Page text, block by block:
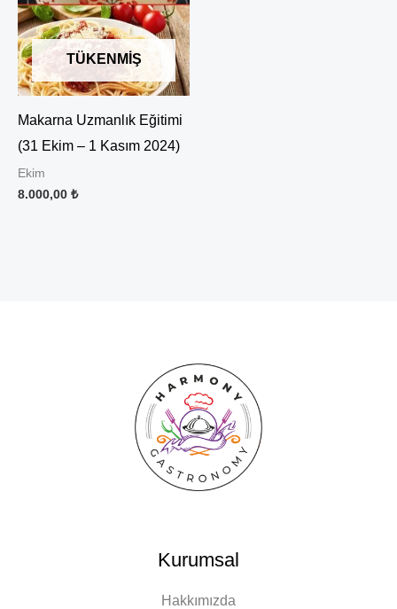
TÜKENMIŞ
Makarna Uzmanlık Eğitimi
(31 Ekim – 1 Kasım 2024)
Ekim
8.000,00 ₺
Kurumsal
Hakkımızda